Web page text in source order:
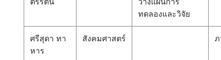
ทดลองและวิจัย
ศรีสุดา ทา
หาร
สังคมศาสตร์